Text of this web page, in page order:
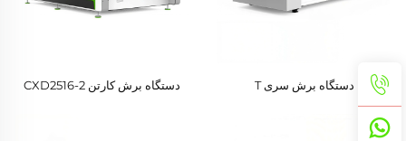
دستگاه برش سری T دستگاه برش کارتن CXD2516-2